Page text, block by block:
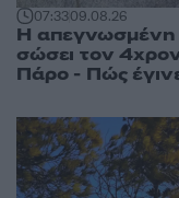
07:3309.08.26
Η απεγνωσμένη
σώσει τον
Πάρο - Πώς